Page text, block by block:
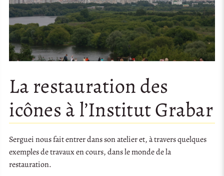
La restauration des
icônes à l’Institut Grabar
Serguei nous fait entrer dans son atelier et, à travers quelques
exemples de travaux en cours, dans le monde de la
restauration.